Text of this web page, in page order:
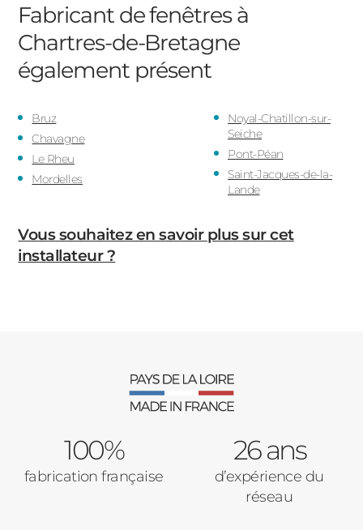
Fabricant de fenêtres à
Chartres-de-Bretagne
également présent
Bruz
Chavagne
Le Rheu
Mordelles
Noyal-Chatillon-sur-
Seiche
Pont-Péan
Saint-Jacques-de-la-
Lande
Vous souhaitez en savoir plus sur cet
installateur ?
100%
fabrication française
26 ans
d’expérience du
réseau